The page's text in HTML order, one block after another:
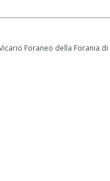
Foraneo della Forania